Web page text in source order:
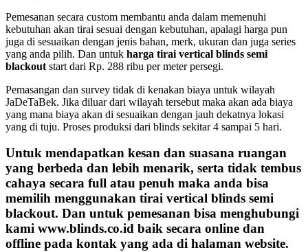
Pemesanan secara custom membantu anda dalam memenuhi
kebutuhan akan tirai sesuai dengan kebutuhan, apalagi harga pun
juga di sesuaikan dengan jenis bahan, merk, ukuran dan juga series
yang anda pilih. Dan untuk harga tirai vertical blinds semi
blackout start dari Rp. 288 ribu per meter persegi.
Pemasangan dan survey tidak di kenakan biaya untuk wilayah
JaDeTaBek. Jika diluar dari wilayah tersebut maka akan ada biaya
yang mana biaya akan di sesuaikan dengan jauh dekatnya lokasi
yang di tuju. Proses produksi dari blinds sekitar 4 sampai 5 hari.
Untuk mendapatkan kesan dan suasana ruangan
yang berbeda dan lebih menarik, serta tidak tembus
cahaya secara full atau penuh maka anda bisa
memilih menggunakan tirai vertical blinds semi
blackout. Dan untuk pemesanan bisa menghubungi
kami www.blinds.co.id baik secara online dan
offline pada kontak yang ada di halaman website.